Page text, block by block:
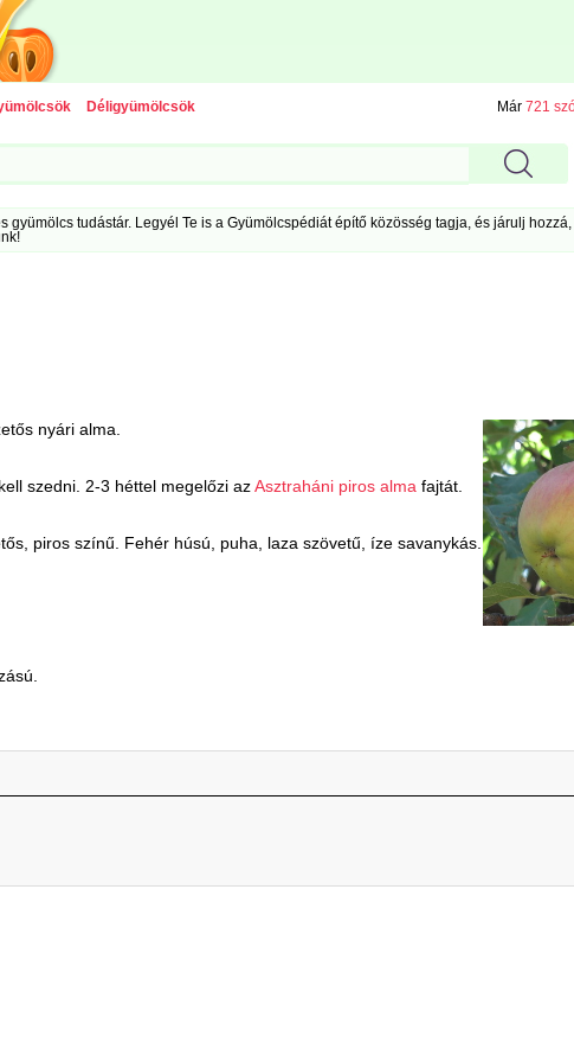
Déligyümölcsök Már 721
tudástár. Legyél Te is a Gyümölcspédiát építő közösség tagja, és járulj
nyári alma.
szedni. 2-3 héttel megelőzi azAsztraháni piros alma fajtát.
piros színű. Fehér húsú, puha, laza szövetű, íze savanykás.